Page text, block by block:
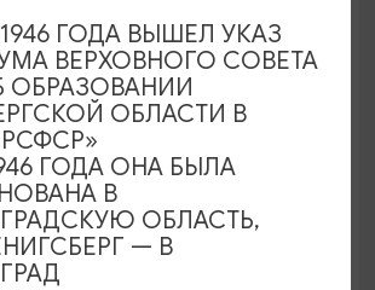
ГОДА ВЫШЕЛ УКАЗ
ВЕРХОВНОГО СОВЕТА
ОБРАЗОВАНИИ
ОБЛАСТИ В
ГОДА ОНА БЫЛА
В
ОБЛАСТЬ,
— В